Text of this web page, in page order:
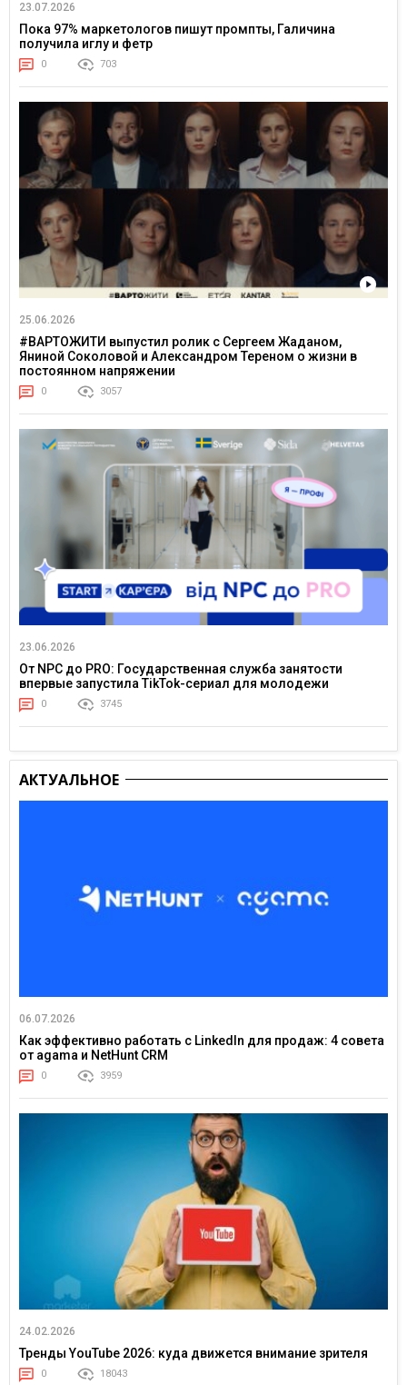
23.07.2026
Пока 97% маркетологов пишут промпты, Галичина
получила иглу и фетр
0 703
25.06.2026
#ВАРТОЖИТИ выпустил ролик с Сергеем Жаданом,
Яниной Соколовой и Александром Тереном о жизни в
постоянном напряжении
0 3057
23.06.2026
От NPC до PRO: Государственная служба занятости
впервые запустила TikTok-сериал для молодежи
0 3745
АКТУАЛЬНОЕ
06.07.2026
Как эффективно работать с LinkedIn для продаж: 4 совета
от agama и NetHunt CRM
0 3959
24.02.2026
Тренды YouTube 2026: куда движется внимание зрителя
0 18043